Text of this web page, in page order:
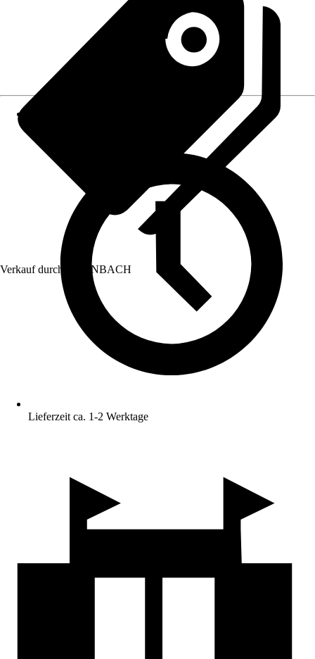
Verkauf durch: HORNBACH
Lieferzeit ca. 1-2 Werktage